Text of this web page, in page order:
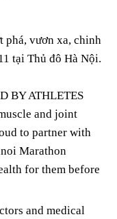
phá, vươn xa, chinh
tại Thủ đô Hà Nội.
BY ATHLETES
and joint
to partner with
Marathon
for them before
and medical